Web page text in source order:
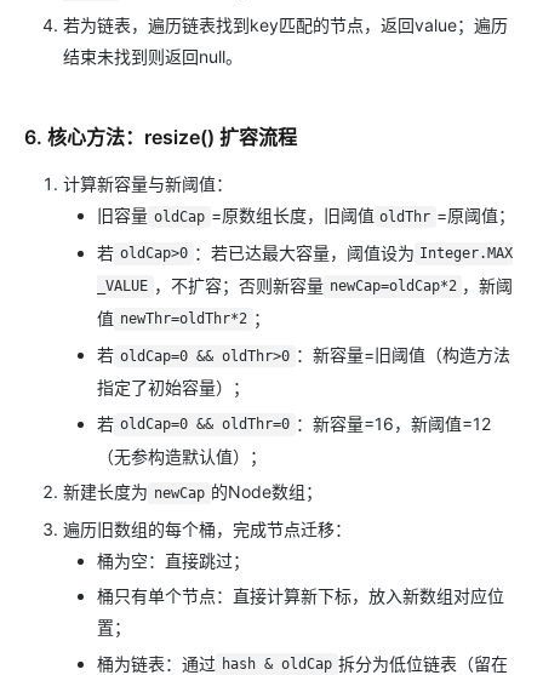
若为链表，遍历链表找到key匹配的节点，返回value；遍历
结束未找到则返回null。
6. 核心方法：resize() 扩容流程
计算新容量与新阈值：
旧容量 oldCap =原数组长度，旧阈值 oldThr =原阈值；
若 oldCap>0 ：若已达最大容量，阈值设为 Integer.MAX
_VALUE ，不扩容；否则新容量 newCap=oldCap*2 ，新阈
值 newThr=oldThr*2 ；
若 oldCap=0 && oldThr>0 ：新容量=旧阈值（构造方法
指定了初始容量）；
若 oldCap=0 && oldThr=0 ：新容量=16，新阈值=12
（无参构造默认值）；
新建长度为 newCap 的Node数组；
遍历旧数组的每个桶，完成节点迁移：
桶为空：直接跳过；
桶只有单个节点：直接计算新下标，放入新数组对应位
置；
桶为链表：通过 hash & oldCap 拆分为低位链表（留在